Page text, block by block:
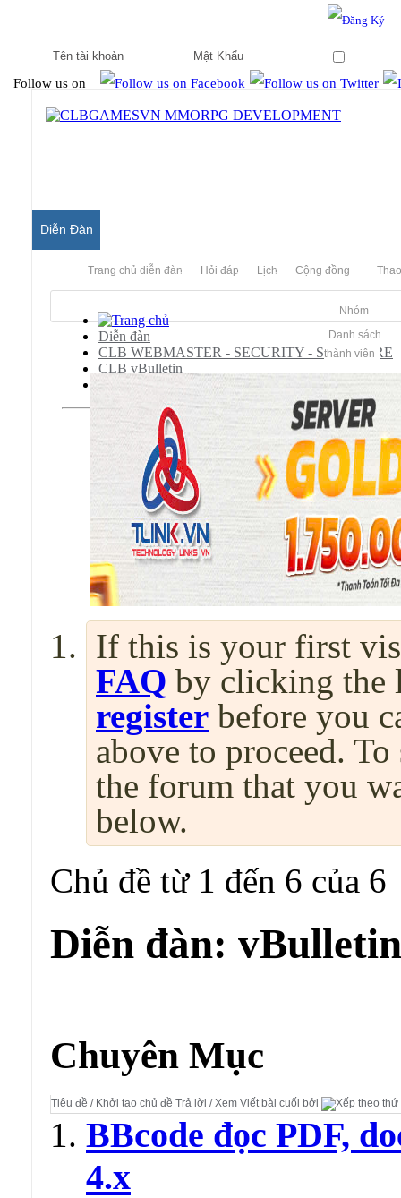
Follow us on
Diễn Đàn
Trang chủ diễn đàn Hỏi đáp Lịch Cộng đồng
Nhóm
Danh sách
thành viên
Diễn đàn
CLB WEBMASTER - SECURITY - SOFTWARE
CLB vBulletin
vBulletin Language/BBcode
If this is your first
FAQ by clicking the
register before you
above to proceed.
the forum that you
below.
Chủ đề từ 1 đến 6 của 6
Diễn đàn:
Chuyên Mục
Tiêu đề / Khởi tạo chủ đề Trả lời /Xem Viết bài cuối bởi
BBcode đọc PDF,
4.x